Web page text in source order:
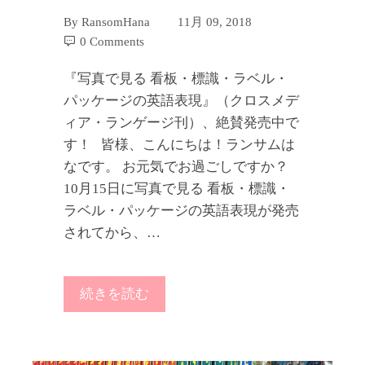
ByRansomHana
11月 09, 2018
0 Comments
『写真で見る 看板・標識・ラベル・
パッケージの英語表現』（クロスメデ
ィア・ランゲージ刊）、絶賛発売中で
す！ 皆様、こんにちは！ランサムは
なです。 お元気でお過ごしですか？
10月15日に写真で見る 看板・標識・
ラベル・パッケージの英語表現が発売
されてから、…
続きを読む